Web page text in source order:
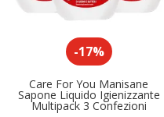
-17%
Care For You Manisane
Sapone Liquido Igienizzante
Multipack 3 Confezioni